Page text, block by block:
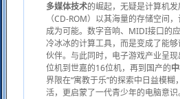
多媒体技术的崛起，无疑是计算机
（CD-ROM）以其海量的存储空间
成为可能。数字音响、MIDI接口的
冷冰冰的计算工具，而是变成了能
伙伴。与此同时，电子游戏产业呈
位机到世嘉的16位机，再到国产的
界限在“寓教于乐”的探索中日益模
活，更启蒙了一代青少年的电脑意识。